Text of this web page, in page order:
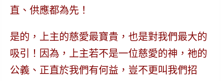
直、供應都為先！
是的，上主的慈愛最寶貴，也是對我們最大的
吸引！ 因為，上主若不是一位慈愛的神，祂的
公義、正直於我們有何益，豈不更叫我們招